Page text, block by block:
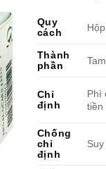
Quy
cách
Thành
phần
Chỉ
định
Phì
tiền
Chống
chỉ
định